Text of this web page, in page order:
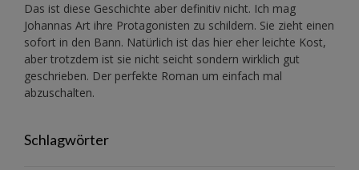
Das ist diese Geschichte aber definitiv nicht. Ich mag
Johannas Art ihre Protagonisten zu schildern. Sie zieht einen
sofort in den Bann. Natürlich ist das hier eher leichte Kost,
aber trotzdem ist sie nicht seicht sondern wirklich gut
geschrieben. Der perfekte Roman um einfach mal
abzuschalten.
Schlagwörter